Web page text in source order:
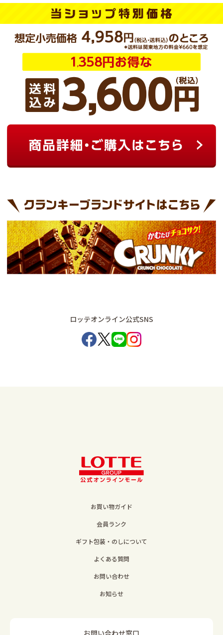
ロッテオンライン公式SNS
お買い物ガイド
会員ランク
ギフト包装・のしについて
よくある質問
お問い合わせ
お知らせ
お問い合わせ窓口